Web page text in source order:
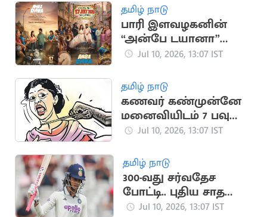
தமிழ் நாடு
பாரி இளவழகனின்
“அன்பே டயானா”
படத்தின் டிரைலர்
Jul 10, 2026, 13:07 IST
தமிழ் நாடு
கணவர் கண்முன்னே
மனைவியிடம் 7 பவுன்
நகை பறிப்பு
Jul 10, 2026, 13:07 IST
தமிழ் நாடு
300-வது சர்வதேச
போட்டி.. புதிய சாதனை
படைத்த மந்தனா
Jul 10, 2026, 13:07 IST